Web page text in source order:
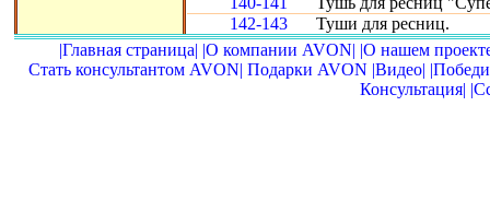
142-143
Туши для ресниц.
|Главная страница| |О компании AVON| |О нашем
Стать консультантом AVON| Подарки AVON |Видео|
Консультация|